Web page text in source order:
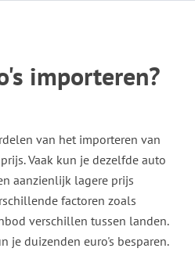
importeren?
van het importeren van
Vaak kun je dezelfde auto
aanzienlijk lagere prijs
factoren zoals
verschillen tussen landen.
je duizenden euro's besparen.